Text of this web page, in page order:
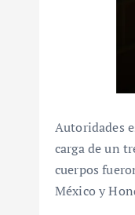
Autoridades
carga de un
cuerpos
México y